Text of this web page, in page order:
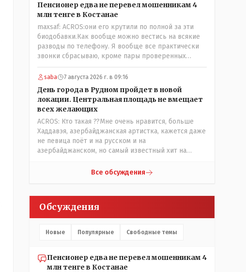
Мальдивы уехал, либо всё вместе! Пока
прокатывает по вышеизложенным Вами причинам,
просто обстоятельства немного меняются по
сравнению с Назарбаевскими временами, власти
решили пощупать кошелёк населения, а это уже
неизвестная в уравнении взаимоотношений власти
и народа! Тут бы как раз специалист-аналитик и
пригодился бы!
Пенсионер едва не перевел мошенникам 4
млн тенге в Костанае
maxsaf: ACROS:они его крутили по полной за эти
биодобавки.Как вообще можно вестись на всякие
разводы по телефону. Я вообще все практически
звонки сбрасываю, кроме пары проверенных
контактов. Один раз мне мой банк позвонил, не
мошенники. Я приехал туда, в банк, нашел того, кто
мне звонил, притащил к главному менеджеру и
обоим сказал: ещё один такой звонок, без разницы,
какая причина, и я счета свои у вас позакрываю.
Остальные входящие сразу в бан, по умолчанию для
меня любой входящий - Скам, пока не доказано
обратное - Zero trust. Все созвоны - только на
верифицируемые номера.Всё верно, я тоже так
поступаю,но увы любопытство ещё никто не
все равно меня допрашивает:" Кто звонил? От кого
saba 7 августа 2026 г. в 09:16
День города в Рудном пройдет в новой
локации. Центральная площадь не вмещает
всех желающих
ACROS: Кто такая ??Мне очень нравится, больше
Хаддавэя, азербайджанская артистка, кажется даже
не певица поёт и на русском и на
азербайджанском, но самый известный хит на
Все обсуждения
Обсуждения
Новые Популярные Свободные темы
Пенсионер едва не перевел мошенникам 4
млн тенге в Костанае